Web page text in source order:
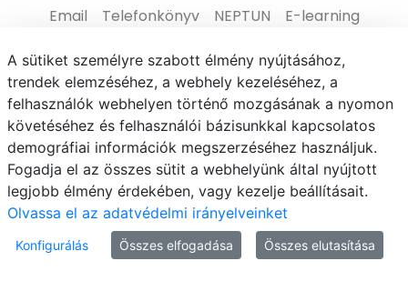
Email Telefonkönyv NEPTUN
E-learning
Médiaközpont
Informatikai Igazgatóság
Adatvédelem
© MATE 2021
A sütiket személyre szabott élmény nyújtásához,
trendek elemzéséhez, a webhely kezeléséhez, a
felhasználók webhelyen történő mozgásának a nyomon
követéséhez és felhasználói bázisunkkal kapcsolatos
demográfiai információk megszerzéséhez használjuk.
Fogadja el az összes sütit a webhelyünk által nyújtott
legjobb élmény érdekében, vagy kezelje beállításait.
Olvassa el az adatvédelmi irányelveinket
Konfigurálás Összes elfogadása Összes elutasítása